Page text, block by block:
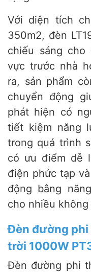
Với diện tích
350m2, đèn
chiếu sáng
vực trước nhà
ra, sản phẩm
chuyển động
phát hiện có
tiết kiệm năng
trong quá trình
có ưu điểm dễ
điện phức tạp
động bằng
cho nhiều
Đèn đường
trời 1000W
Đèn đường phi